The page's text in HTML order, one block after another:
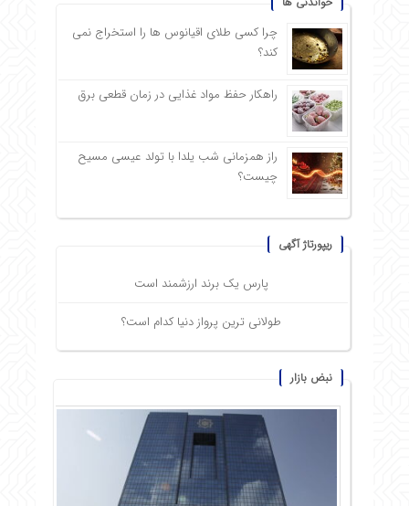
چرا کسی طلای اقیانوس ها را استخراج نمی
کند؟
راهکار حفظ مواد غذایی در زمان قطعی برق
راز همزمانی شب یلدا با تولد عیسی مسیح
چیست؟
ریپورتاژ آگهی
پارس یک برند ارزشمند است
طولانی ترین پرواز دنیا کدام است؟
نبض بازار